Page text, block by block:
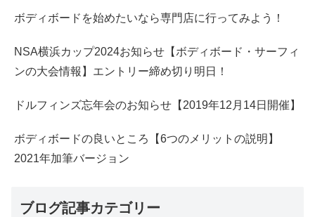
ボディボードを始めたいなら専門店に行ってみよう！
NSA横浜カップ2024お知らせ【ボディボード・サーフィ
ンの大会情報】エントリー締め切り明日！
ドルフィンズ忘年会のお知らせ【2019年12月14日開催】
ボディボードの良いところ【6つのメリットの説明】
2021年加筆バージョン
ブログ記事カテゴリー